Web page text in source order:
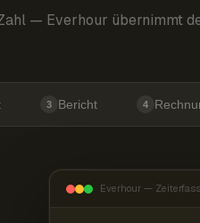
— Everhour übernimmt
3 Bericht 4
Everhour —